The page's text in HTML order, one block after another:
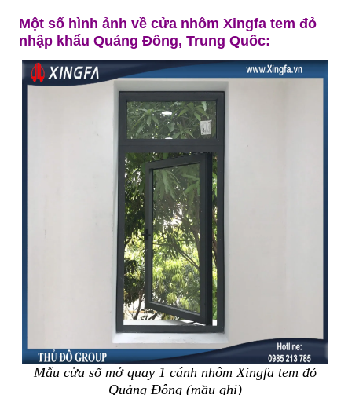
Một số hình ảnh vềcửa nhôm Xingfa tem đỏ
nhập khẩu Quảng Đông, Trung Quốc:
Mẫu cửa sổ mở quay 1 cánh nhôm Xingfa tem đỏ
Quảng Đông (mầu ghi)